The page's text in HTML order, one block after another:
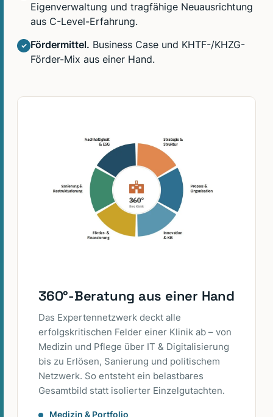
Eigenverwaltung und tragfähige Neuausrichtung
aus C-Level-Erfahrung.
✓ Fördermittel. Business Case und KHTF-/KHZG-
Förder-Mix aus einer Hand.
360°-Beratung aus einer Hand
Das Expertennetzwerk deckt alle
erfolgskritischen Felder einer Klinik ab – von
Medizin und Pflege über IT & Digitalisierung
bis zu Erlösen, Sanierung und politischem
Netzwerk. So entsteht ein belastbares
Gesamtbild statt isolierter Einzelgutachten.
Medizin & Portfolio